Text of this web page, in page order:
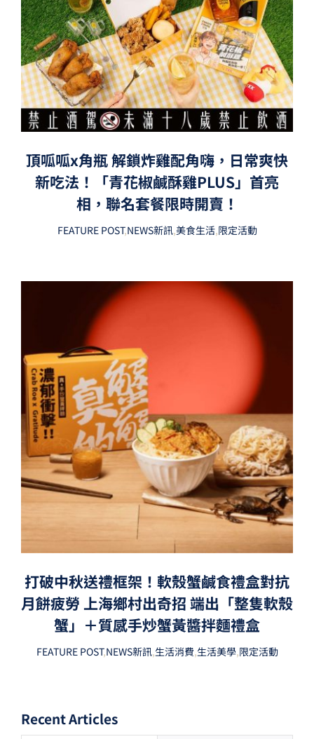
頂呱呱x角瓶 解鎖炸雞配角嗨，日常爽快
新吃法！「青花椒鹹酥雞PLUS」首亮
相，聯名套餐限時開賣！
FEATURE POST,NEWS新訊,美食生活,限定活動
打破中秋送禮框架！軟殼蟹鹹食禮盒對抗
月餅疲勞 上海鄉村出奇招 端出「整隻軟殼
蟹」＋質感手炒蟹黃醬拌麵禮盒
FEATURE POST,NEWS新訊,生活消費,生活美學,限定活動
Recent Articles